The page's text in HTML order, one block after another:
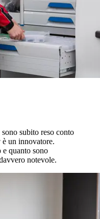
subito reso conto
un innovatore.
e quanto sono
notevole.